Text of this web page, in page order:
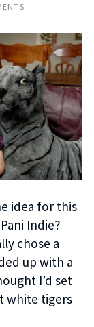
idea for this
Indie?
chose a
up with a
I’d set
white tigers